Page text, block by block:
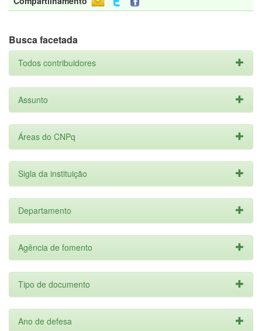
Busca facetada
Todos contribuidores
Assunto
Áreas do CNPq
Sigla da instituição
Departamento
Agência de fomento
Tipo de documento
Ano de defesa